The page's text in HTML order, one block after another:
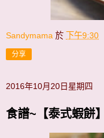
Sandymama 於 下午9:30
分享
2016年10月20日星期四
食譜~【泰式蝦餅】